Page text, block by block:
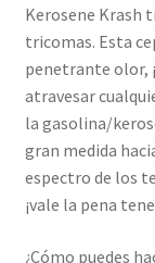
Kerosene Krash
tricomas. Esta
penetrante olor,
atravesar
la gasolina/
gran medida
espectro de los
¡vale la pena
¿Cómo puedes